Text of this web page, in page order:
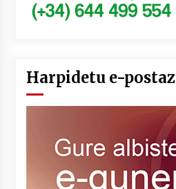
Harpidetu e-postaz